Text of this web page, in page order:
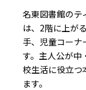
名東図書館のテ
は、2階に上が
手、児童コーナ
す。主人公が中
校生活に役立つ
ます。